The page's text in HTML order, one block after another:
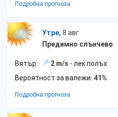
Подробна прогноза
Утре, 8 авг
Предимно слънчево
Вятър: 2 m/s - лек полъх
Вероятност за валежи: 41%
Подробна прогноза